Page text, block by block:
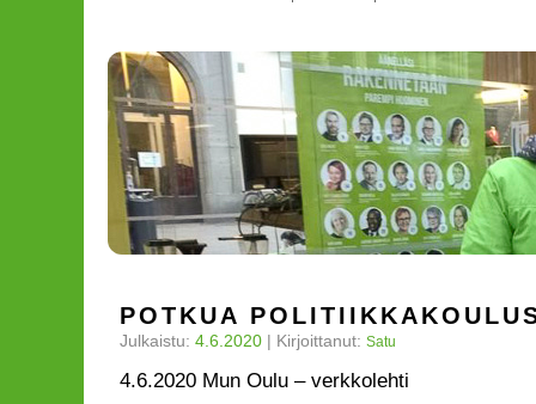
POTKUA
Julkaistu: 4.6.2020 | Kirjoittanut: Satu
4.6.2020 Mun Oulu – verkkolehti